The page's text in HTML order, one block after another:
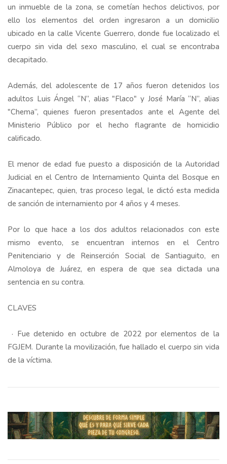
un inmueble de la zona, se cometían hechos delictivos, por
ello los elementos del orden ingresaron a un domicilio
ubicado en la calle Vicente Guerrero, donde fue localizado el
cuerpo sin vida del sexo masculino, el cual se encontraba
decapitado.
Además, del adolescente de 17 años fueron detenidos los
adultos Luis Ángel “N”, alias "Flaco" y José María “N”, alias
"Chema”, quienes fueron presentados ante el Agente del
Ministerio Público por el hecho flagrante de homicidio
calificado.
El menor de edad fue puesto a disposición de la Autoridad
Judicial en el Centro de Internamiento Quinta del Bosque en
Zinacantepec, quien, tras proceso legal, le dictó esta medida
de sanción de internamiento por 4 años y 4 meses.
Por lo que hace a los dos adultos relacionados con este
mismo evento, se encuentran internos en el Centro
Penitenciario y de Reinserción Social de Santiaguito, en
Almoloya de Juárez, en espera de que sea dictada una
sentencia en su contra.
CLAVES
· Fue detenido en octubre de 2022 por elementos de la
FGJEM. Durante la movilización, fue hallado el cuerpo sin vida
de la víctima.